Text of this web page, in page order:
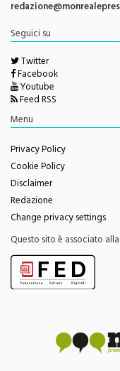
Twitter
Facebook
Youtube
Feed RSS
Menu
Privacy Policy
Cookie Policy
Disclaimer
Redazione
Change privacy settings
Questo sito è associato alla